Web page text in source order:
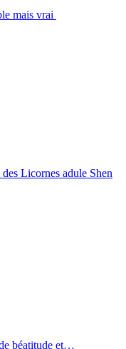
mais vrai
Licornes adule Shen
béatitude et…